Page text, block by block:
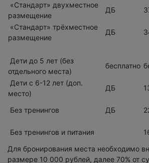
«Стандарт» двухместное
размещение
ДБ
«Стандарт» трёхместное
размещение
ДБ
Дети до 5 лет (без
отдельного места)
бесплатно
Дети с 6-12 лет (доп.
место)
ДБ
Без тренингов
ДБ
Без тренингов и питания
Для бронирования места необходимо
размере 10 000 рублей, далее 70% от